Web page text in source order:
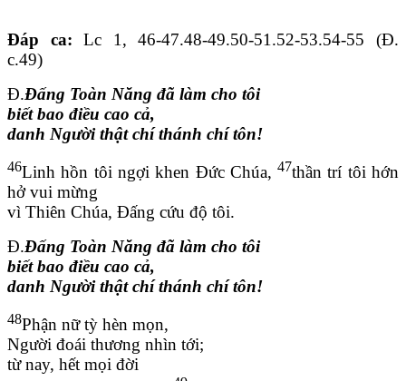
Đáp ca:Lc 1, 46-47.48-49.50-51.52-53.54-55 (Đ.
c.49)
Đ.Đấng Toàn Năng đã làm cho tôi
biết bao điều cao cả,
danh Người thật chí thánh chí tôn!
46Linh hồn tôi ngợi khen Đức Chúa,47thần trí tôi hớn
hở vui mừng
vì Thiên Chúa, Đấng cứu độ tôi.
Đ.Đấng Toàn Năng đã làm cho tôi
biết bao điều cao cả,
danh Người thật chí thánh chí tôn!
48Phận nữ tỳ hèn mọn,
Người đoái thương nhìn tới;
từ nay, hết mọi đời